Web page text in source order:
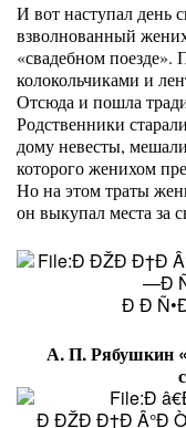
И вот наступал день
взволнованный
«свадебном поезде».
колокольчиками и
Отсюда и пошла
Родственники
дому невесты,
которого женихом
Но на этом траты
он выкупал места за
А. П. Рябушкин